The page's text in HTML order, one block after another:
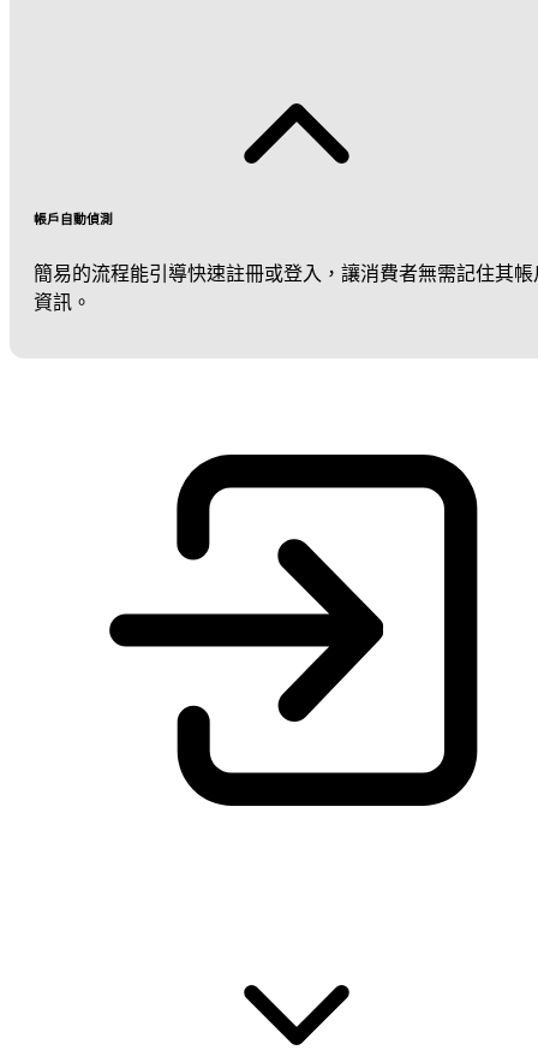
帳戶自動偵測
簡易的流程能引導快速註冊或登入，讓消費者無需記住其帳
資訊。